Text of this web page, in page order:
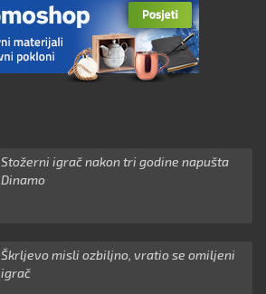
Stožerni igrač nakon tri godine napušta
Dinamo
Škrljevo misli ozbiljno, vratio se omiljeni
igrač